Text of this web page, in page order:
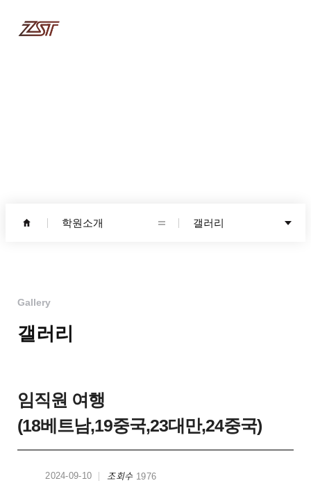
학원소개 갤러리
Gallery
갤러리
임직원 여행
(18베트남,19중국,23대만,24중국)
2024-09-10 조회수 1976